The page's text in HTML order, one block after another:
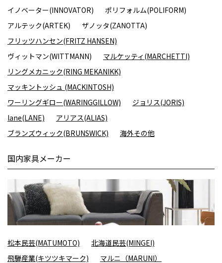
イノベーター(INNOVATOR)
ポリフォルム(POLIFORM)
アルテック(ARTEK)
ザノッタ(ZANOTTA)
フリッツハンセン(FRITZ HANSEN)
ヴィットマン(WITTMANN)
マルケッティ(MARCHETTI)
リングメカニック(RING MEKANIKK)
マッキントッシュ (MACKINTOSH)
ワーリングギロー(WARINGGILLOW)
ジョリス(JORIS)
lane(LANE)
アリアス(ALIAS)
ブランズウィック(BRUNSWICK)
海外その他
国内家具メーカー
松本民芸(MATUMOTO)
北海道民芸(MINGEI)
飛騨産業(キツツキマーク)
マルニ（MARUNI）